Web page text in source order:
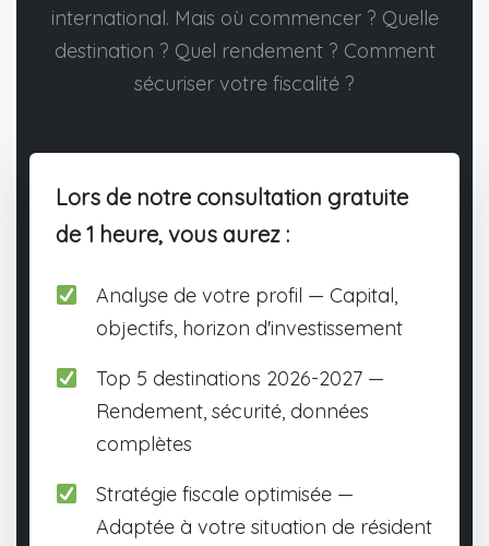
international. Mais où commencer ? Quelle
destination ? Quel rendement ? Comment
sécuriser votre fiscalité ?
Lors de notre consultation gratuite
de 1 heure, vous aurez :
Analyse de votre profil — Capital,
objectifs, horizon d'investissement
Top 5 destinations 2026-2027 —
Rendement, sécurité, données
complètes
Stratégie fiscale optimisée —
Adaptée à votre situation de résident